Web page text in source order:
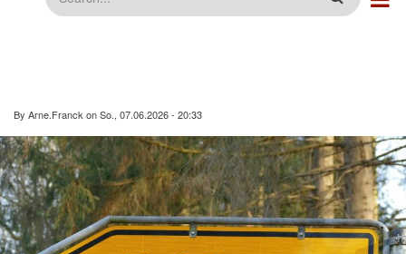
By Arne.Franck onSo., 07.06.2026 - 20:33